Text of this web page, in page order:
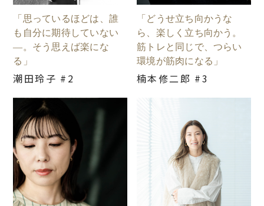
「思っているほどは、誰
も自分に期待していない
―。そう思えば楽にな
る」
潮田玲子 #2
「どうせ立ち向かうな
ら、楽しく立ち向かう。
筋トレと同じで、つらい
環境が筋肉になる」
楠本修二郎 #3